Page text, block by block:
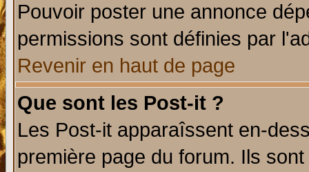
Pouvoir poster une annonce
permissions sont définies par
Revenir en haut de page
Que sont les Post-it ?
Les Post-it apparaîssent en-
première page du forum. Ils